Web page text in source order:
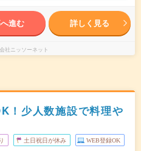
進む 詳しく見る
社ニッソーネット
！少人数施設で料理や
土日祝日が休み WEB登録OK